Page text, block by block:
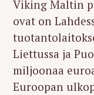
Viking Maltin
ovat on
Liettussa ja
miljoonaa
Euroopan